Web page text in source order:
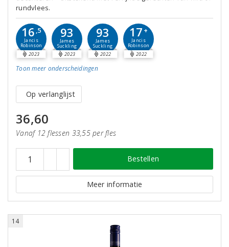
rundvlees.
16,5
Jancis
Robinson
2023
93
James
Suckling
2023
93
James
Suckling
2022
17 +
Jancis
Robinson
2022
Toon meer onderscheidingen
Op verlanglijst
36,60
Vanaf 12 flessen 33,55 per fles
Bestellen
Meer informatie
14